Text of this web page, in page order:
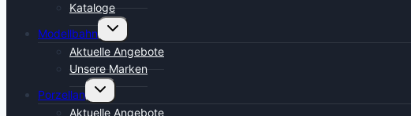
Kataloge
Modellbahn
Untermenü
umschalten
Aktuelle Angebote
Unsere Marken
Porzellan
Untermenü
umschalten
Aktuelle Angebote